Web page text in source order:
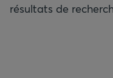
résultats de